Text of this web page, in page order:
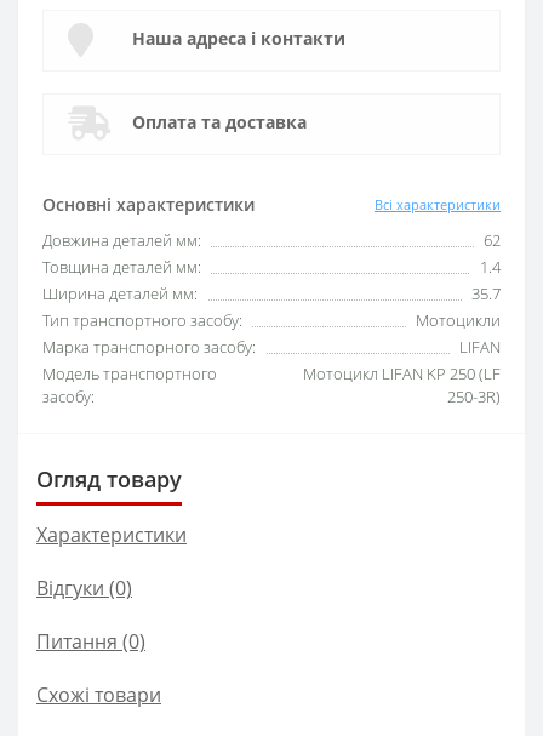
Основні характеристики Всі характеристики
Довжина деталей мм:
62
Товщина деталей мм:
1.4
Ширина деталей мм:
35.7
Тип транспортного засобу:
Мотоцикли
Марка транспорного засобу:
LIFAN
Модель транспортного
засобу:
Мотоцикл LIFAN KP 250 (LF
250-3R)
Наша адреса і контакти
Оплата та доставка
Огляд товару
Характеристики
Відгуки (0)
Питання (0)
Схожі товари